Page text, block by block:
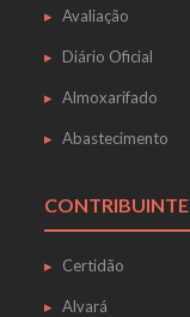
Avaliação
Diário Oficial
Almoxarifado
Abastecimento
CONTRIBUINTE
Certidão
Alvará